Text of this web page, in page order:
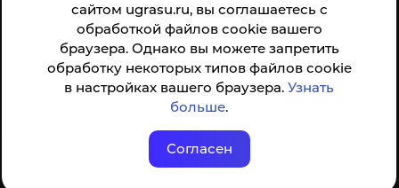
сайтом ugrasu.ru, вы соглашаетесь с
обработкой файлов cookie вашего
браузера. Однако вы можете запретить
обработку некоторых типов файлов cookie
в настройках вашего браузера.Узнать
больше.
Согласен
Анкета доступна по QR-коду, а так же по прямой
ссылке
© ФГБОУ ВО ЮГУ 2001–2026